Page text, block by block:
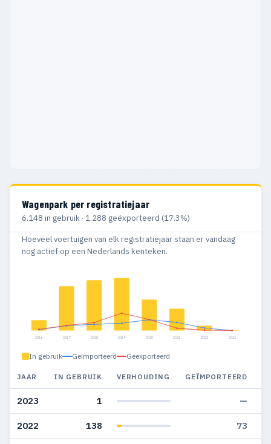
Wagenpark per registratiejaar
6.148 in gebruik · 1.288 geëxporteerd (17.3%)
Hoeveel voertuigen van elk registratiejaar staan er vandaag
nog actief op een Nederlands kenteken.
2016 2017 2018 2019 2020 2021 2022 2023
In gebruik Geïmporteerd Geëxporteerd
JAAR IN GEBRUIK VERHOUDING GEÏMPORTEERD
2023 1 —
2022 138 73